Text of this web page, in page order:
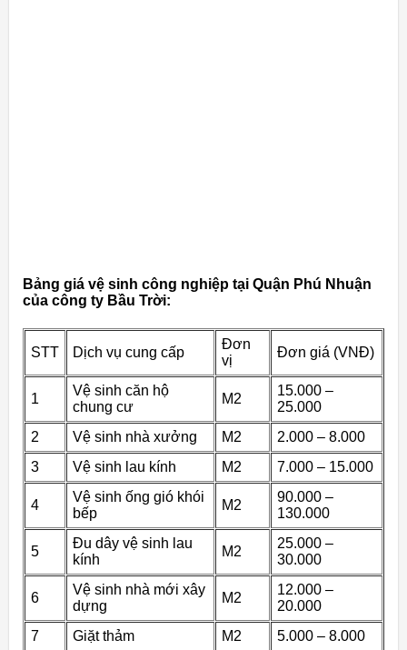
Bảng giá vệ sinh công nghiệp tại Quận Phú Nhuận
của công ty Bầu Trời:
STT Dịch vụ cung cấp
Đơn
vị
Đơn giá (VNĐ)
1
Vệ sinh căn hộ
chung cư
M2
15.000 –
25.000
2
Vệ sinh nhà xưởng M2
2.000 – 8.000
3
Vệ sinh lau kính M2 7.000 – 15.000
4
Vệ sinh ống gió khói
bếp
M2
90.000 –
130.000
5
Đu dây vệ sinh lau
kính
M2
25.000 –
30.000
6
Vệ sinh nhà mới xây
dựng
M2
12.000 –
20.000
7
Giặt thảm M2 5.000 – 8.000